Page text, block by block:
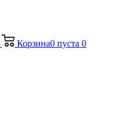
Корзина0 пуста 0